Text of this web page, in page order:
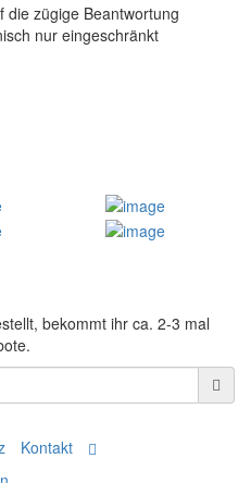
die zügige Beantwortung
nur eingeschränkt
bekommt ihr ca. 2-3 mal
Kontakt